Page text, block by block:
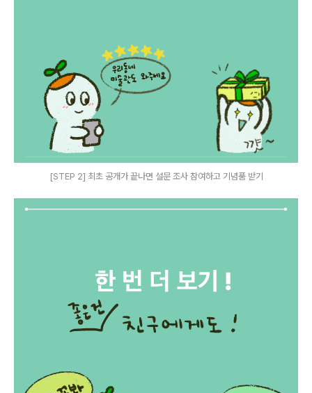
[STEP 2] 최초 공개가 끝나면 설문 조사 참여하고 기념품 받기